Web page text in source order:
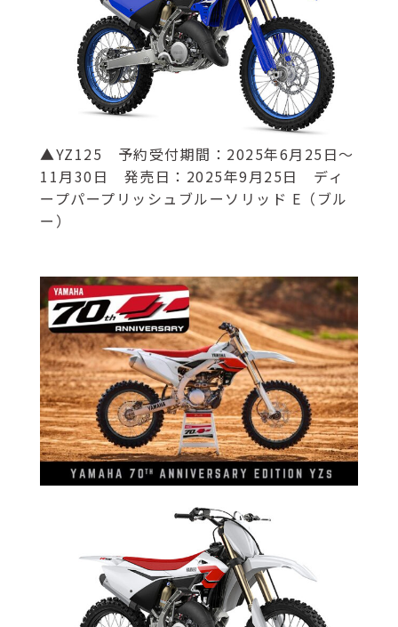
▲YZ125 予約受付期間：2025年6月25日～
11月30日 発売日：2025年9月25日 ディ
ープパープリッシュブルーソリッド E（ブル
ー）